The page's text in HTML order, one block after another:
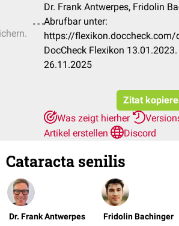
Dr. Frank Antwerpes, Fridolin
Abrufbar unter:
https://flexikon.doccheck.com/
DocCheck Flexikon
26.11.2025
Zitat
Was zeigt hierher
Artikel erstellen
Discord
Cataracta senilis
Dr. Frank Antwerpes Fridolin Bachinger